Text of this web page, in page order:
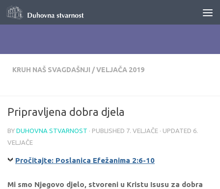
Skip to content
KRUH NAŠ SVAGDAŠNJI /VELJAČA 2019
Pripravljena dobra djela
BY DUHOVNA STVARNOST · PUBLISHED 7. VELJAČE · UPDATED 6.
VELJAČE
Pročitajte: Poslanica Efežanima 2:6-10
Mi smo Njegovo djelo, stvoreni u Kristu Isusu za dobra